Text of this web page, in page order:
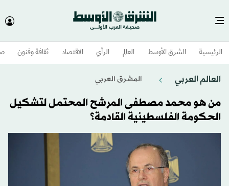
الرئيسية الشرق الأوسط​ العالم الرأي الاقتصاد ثقافة وفنون
العالم العربي المشرق العربي
من هو محمد مصطفى المرشح المحتمل لتشكيل
الحكومة الفلسطينية القادمة؟